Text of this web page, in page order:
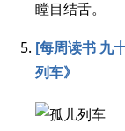
瞠目结舌。
[每周读书
列车》